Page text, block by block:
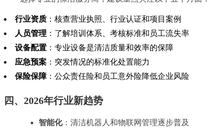
行业资质 ：核查营业执照、行业认证和项目案例
人员管理 ：了解培训体系、考核标准和员工流失率
设备配置 ：专业设备是清洁质量和效率的保障
应急预案 ：突发情况的标准化处置能力
保险保障：公众责任险和员工意外险降低企业风险
四、2026年行业新趋势
智能化：清洁机器人和物联网管理逐步普及